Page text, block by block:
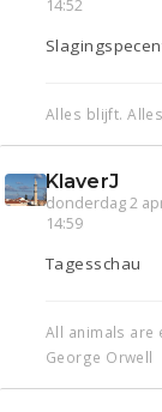
14:52
Alles blijft.
KlaverJ
donderdag 2
14:59
Tagesschau
All animals are
George Orwell